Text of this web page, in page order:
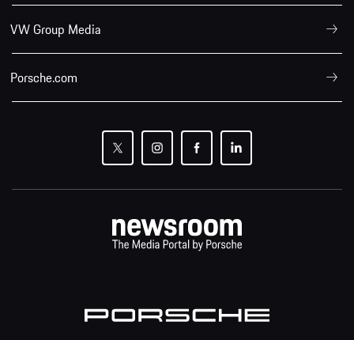
VW Group Media
Porsche.com